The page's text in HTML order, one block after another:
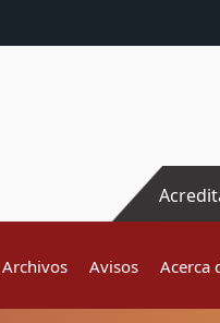
Archivos Avisos Acerca